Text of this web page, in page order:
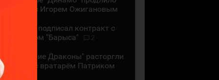
контракт с Игорем Ожигановым
"Адмирал" подписал контракт с
экс-игроком "Барыса"
Драконы" расторгли
с вратарём Патриком